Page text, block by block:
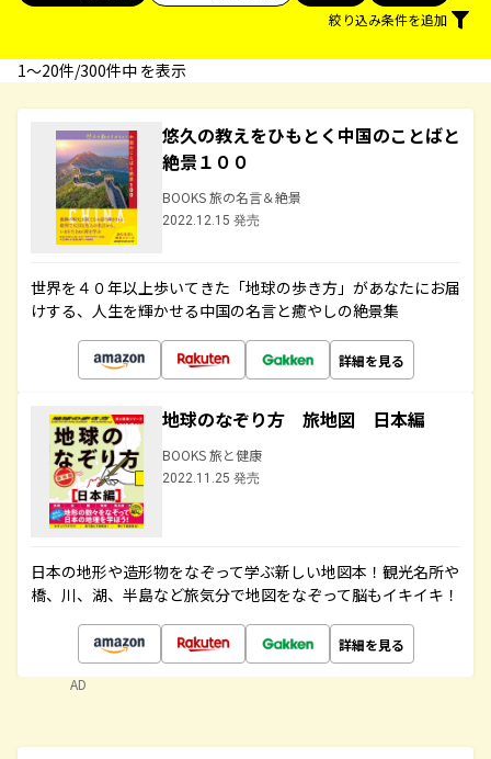
絞り込み条件を追加
1〜20件/300件中 を表示
悠久の教えをひもとく中国のことばと
絶景１００
BOOKS 旅の名言＆絶景
2022.12.15 発売
世界を４０年以上歩いてきた「地球の歩き方」があなたにお届
けする、人生を輝かせる中国の名言と癒やしの絶景集
詳細を見る
地球のなぞり方 旅地図 日本編
BOOKS 旅と健康
2022.11.25 発売
日本の地形や造形物をなぞって学ぶ新しい地図本！観光名所や
橋、川、湖、半島など旅気分で地図をなぞって脳もイキイキ！
詳細を見る
AD